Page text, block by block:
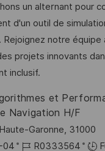
e
d
D
a
un alternant pour
d'un outil de
Rejoignez notre équipe
projets innovants
inclusif.
et
Navigation H/F
Garonne, 31000
04
J
R0333564